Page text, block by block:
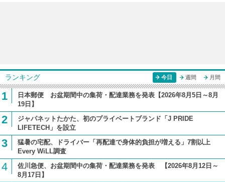
ランキング 今日 週間 月間
1
日本郵便 お盆期間中の集荷・配達業務を発表【2026年8月5日～8月
19日】
2
ジャパネットたかた、初のプライベートブランド「J PRIDE
LIFETECH」を設立
3
猛暑の宅配、ドライバー「再配達で身体的負担が増える」7割以上
Every WiLL調査
4
佐川急便、お盆期間中の集荷・配達業務を発表 【2026年8月12日～
8月17日】